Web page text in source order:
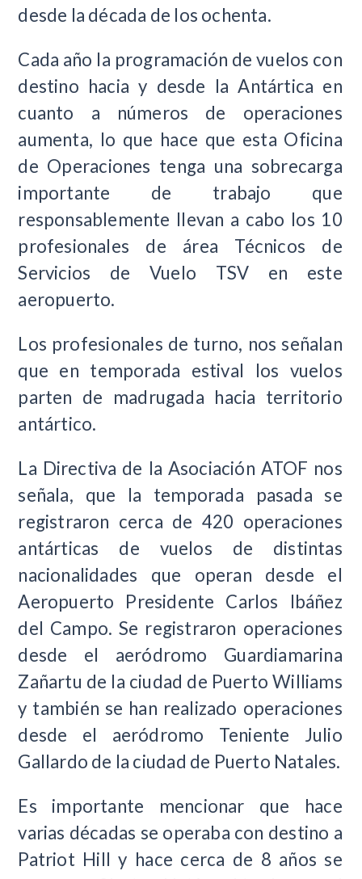
desde la década de los ochenta.
Cada año la programación de vuelos con
destino hacia y desde la Antártica en
cuanto a números de operaciones
aumenta, lo que hace que esta Oficina
de Operaciones tenga una sobrecarga
importante de trabajo que
responsablemente llevan a cabo los 10
profesionales de área Técnicos de
Servicios de Vuelo TSV en este
aeropuerto.
Los profesionales de turno, nos señalan
que en temporada estival los vuelos
parten de madrugada hacia territorio
antártico.
La Directiva de la Asociación ATOF nos
señala, que la temporada pasada se
registraron cerca de 420 operaciones
antárticas de vuelos de distintas
nacionalidades que operan desde el
Aeropuerto Presidente Carlos Ibáñez
del Campo. Se registraron operaciones
desde el aeródromo Guardiamarina
Zañartu de la ciudad de Puerto Williams
y también se han realizado operaciones
desde el aeródromo Teniente Julio
Gallardo de la ciudad de Puerto Natales.
Es importante mencionar que hace
varias décadas se operaba con destino a
Patriot Hill y hace cerca de 8 años se